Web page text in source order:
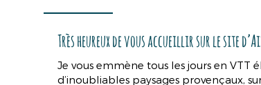
Très heureux de vous accueillir sur le site
Je vous emmène tous les jours en VTT
d’inoubliables paysages provençaux,